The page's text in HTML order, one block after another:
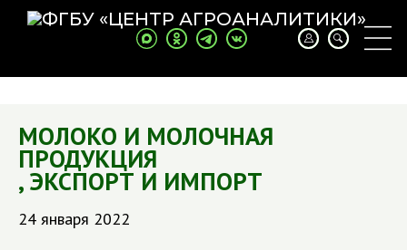
МОЛОКО И МОЛОЧНАЯ
ПРОДУКЦИЯ
, ЭКСПОРТ И ИМПОРТ
24 января 2022